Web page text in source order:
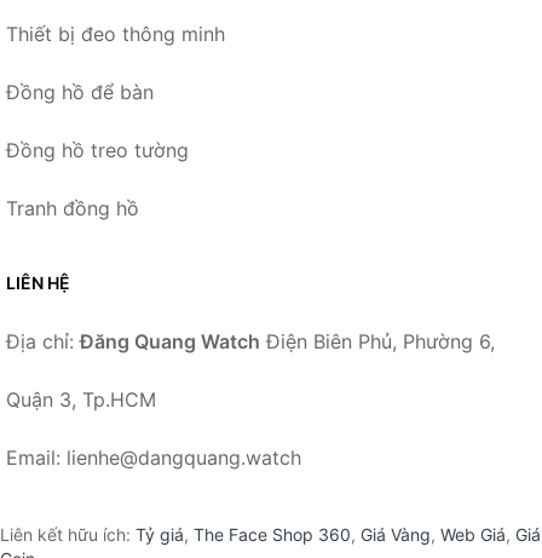
Thiết bị đeo thông minh
Đồng hồ để bàn
Đồng hồ treo tường
Tranh đồng hồ
LIÊN HỆ
Địa chỉ:Đăng Quang Watch Điện Biên Phủ, Phường 6,
Quận 3, Tp.HCM
Email: lienhe@dangquang.watch
Liên kết hữu ích: Tỷ giá, The Face Shop 360, Giá Vàng, Web Giá, Giá